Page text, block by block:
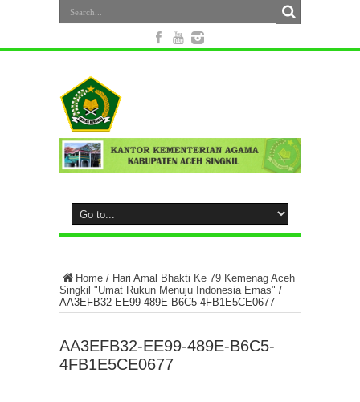
Home / Hari Amal Bhakti Ke 79 Kemenag Aceh
Singkil "Umat Rukun Menuju Indonesia Emas" /
AA3EFB32-EE99-489E-B6C5-4FB1E5CE0677
AA3EFB32-EE99-489E-B6C5-
4FB1E5CE0677